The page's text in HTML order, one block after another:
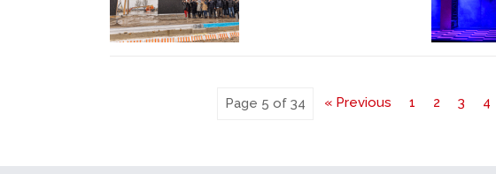
Page 5 of 34 « Previous 1 2 3 4